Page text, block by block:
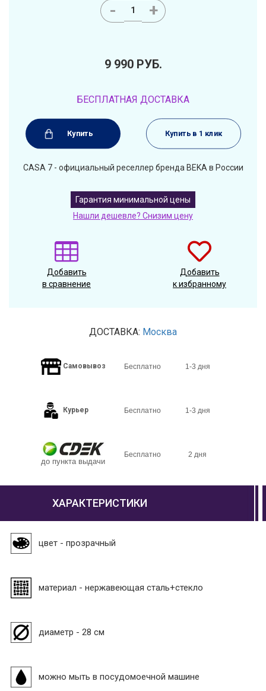
- +
9 990 РУБ.
БЕСПЛАТНАЯ ДОСТАВКА
Купить Купить в 1 клик
CASA 7 - официальный реселлер бренда BEKA в России
Гарантия минимальной цены
Нашли дешевле? Снизим цену
Добавить
в сравнение
Добавить
к избранному
ДОСТАВКА: Москва
Самовывоз Бесплатно 1-3 дня
Курьер Бесплатно 1-3 дня
до пункта выдачи
Бесплатно 2 дня
ХАРАКТЕРИСТИКИ
цвет - прозрачный
материал - нержавеющая сталь+стекло
диаметр - 28 см
можно мыть в посудомоечной машине